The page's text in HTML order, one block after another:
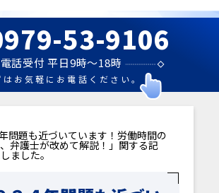
53-9106
電話受付 平日9時～18時
はお気軽にお電話ください。
問題も近づいています！労働時間の
弁護士が改めて解説！」関する記
ました。